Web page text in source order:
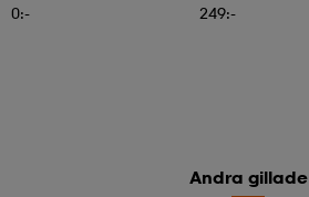
0:- 249:-
Andra gillade